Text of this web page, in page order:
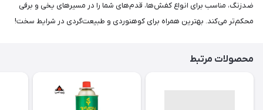
ضدزنگ، مناسب برای انواع کفش‌ها، قدم‌های شما را در مسیرهای یخی و برفی
محکم‌تر می‌کند. بهترین همراه برای کوهنوردی و طبیعت‌گردی در شرایط سخت!
محصولات مرتبط